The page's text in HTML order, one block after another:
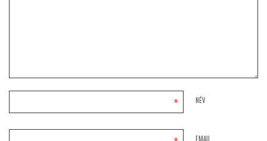
NÉV
*
EMAIL